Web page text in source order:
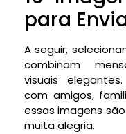
para
A seguir,
combinam
visuais
com amigos,
essas imagens
muita alegria.